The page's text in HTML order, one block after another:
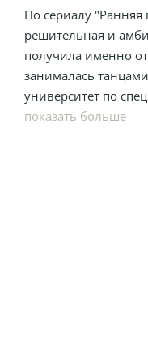
По сериалу
решительная и
получила именно
занималась
университет по
искусство". Также
показать больше